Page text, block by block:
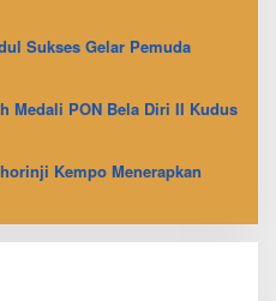
Sukses Gelar Pemuda
Medali PON Bela Diri II Kudus
Kempo Menerapkan